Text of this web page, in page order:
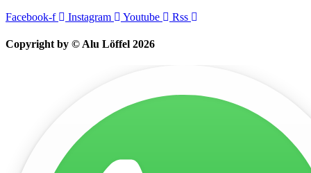
Facebook-f
Instagram Youtube Rss
Copyright by © Alu Löffel 2026